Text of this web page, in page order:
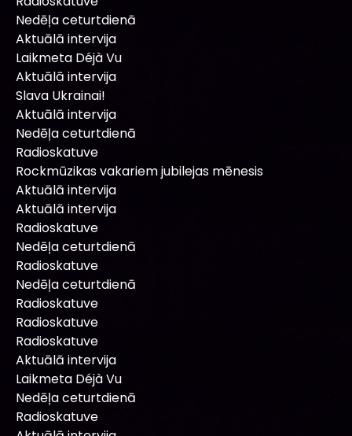
Nedēļa ceturtdienā
Aktuālā intervija
Laikmeta Déjà Vu
Aktuālā intervija
Slava Ukrainai!
Aktuālā intervija
Nedēļa ceturtdienā
Radioskatuve
Rockmūzikas vakariem jubilejas mēnesis
Aktuālā intervija
Aktuālā intervija
Radioskatuve
Nedēļa ceturtdienā
Radioskatuve
Nedēļa ceturtdienā
Radioskatuve
Radioskatuve
Radioskatuve
Aktuālā intervija
Laikmeta Déjà Vu
Nedēļa ceturtdienā
Radioskatuve